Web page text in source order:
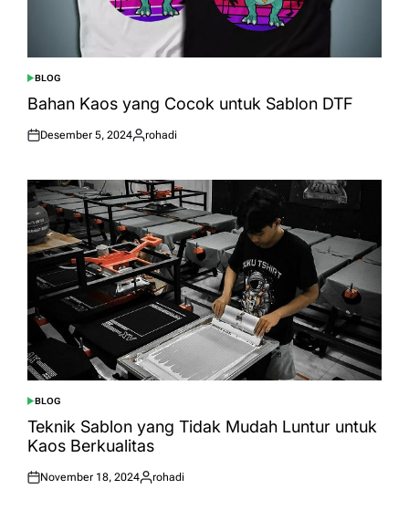
POSTED
IN
BLOG
Bahan Kaos yang Cocok untuk Sablon DTF
Posted
Desember 5, 2024
Posted
rohadi
POSTED
IN
BLOG
Teknik Sablon yang Tidak Mudah Luntur untuk
Kaos Berkualitas
Posted
November 18, 2024
Posted
rohadi